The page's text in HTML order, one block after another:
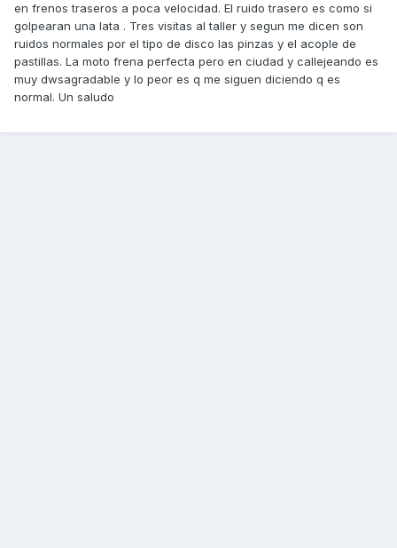
en frenos traseros a poca velocidad. El ruido trasero es como si
golpearan una lata . Tres visitas al taller y segun me dicen son
ruidos normales por el tipo de disco las pinzas y el acople de
pastillas. La moto frena perfecta pero en ciudad y callejeando es
muy dwsagradable y lo peor es q me siguen diciendo q es
normal. Un saludo